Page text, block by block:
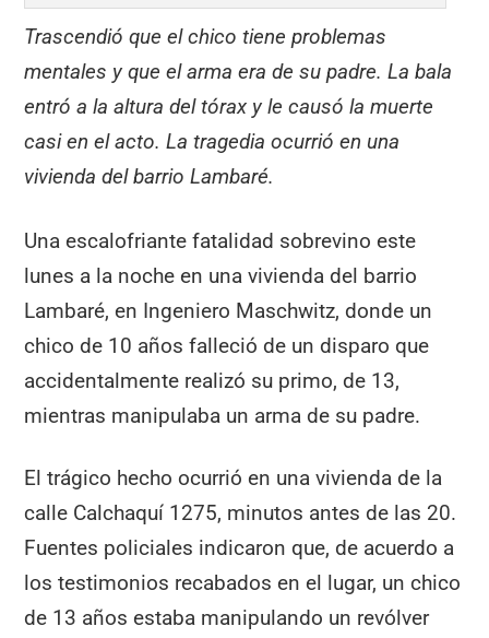
Trascendió que el chico tiene problemas
mentales y que el arma era de su padre. La bala
entró a la altura del tórax y le causó la muerte
casi en el acto. La tragedia ocurrió en una
vivienda del barrio Lambaré.
Una escalofriante fatalidad sobrevino este
lunes a la noche en una vivienda del barrio
Lambaré, en Ingeniero Maschwitz, donde un
chico de 10 años falleció de un disparo que
accidentalmente realizó su primo, de 13,
mientras manipulaba un arma de su padre.
El trágico hecho ocurrió en una vivienda de la
calle Calchaquí 1275, minutos antes de las 20.
Fuentes policiales indicaron que, de acuerdo a
los testimonios recabados en el lugar, un chico
de 13 años estaba manipulando un revólver